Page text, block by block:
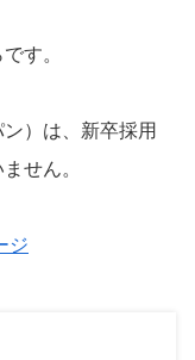
す。
）は、新卒採用
せん。
ジ